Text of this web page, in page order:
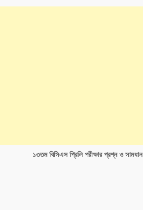
১৩তম বিসিএস প্রিলি পরীক্ষার প্রশ্ন ও সামধান